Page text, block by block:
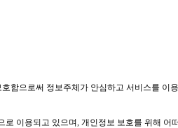
함으로써 정보주체가 안심하고 서비스를 이
로 이용되고 있으며 개인정보 보호를 위해 어